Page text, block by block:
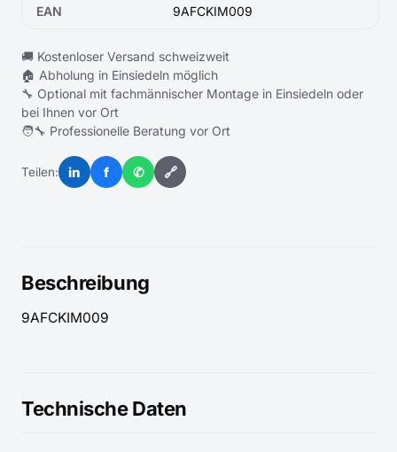
EAN 9AFCKIM009
🚚 Kostenloser Versand schweizweit
🏠 Abholung in Einsiedeln möglich
🔧 Optional mit fachmännischer Montage in Einsiedeln oder
bei Ihnen vor Ort
🧑‍🔧 Professionelle Beratung vor Ort
Teilen: in f ✆ 🔗
Beschreibung
9AFCKIM009
Technische Daten